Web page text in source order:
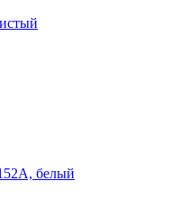
белый